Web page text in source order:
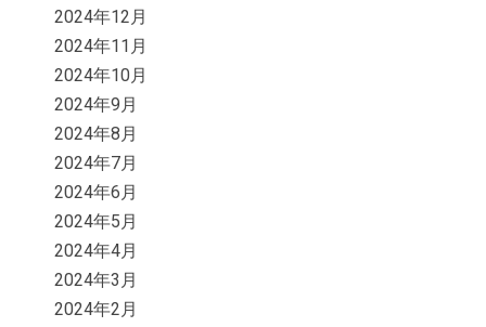
2024年12月
2024年11月
2024年10月
2024年9月
2024年8月
2024年7月
2024年6月
2024年5月
2024年4月
2024年3月
2024年2月